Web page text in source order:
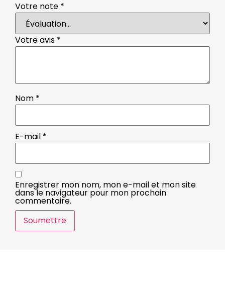
Votre note *
Votre avis *
Nom *
E-mail *
Enregistrer mon nom, mon e-mail et mon site
dans le navigateur pour mon prochain
commentaire.